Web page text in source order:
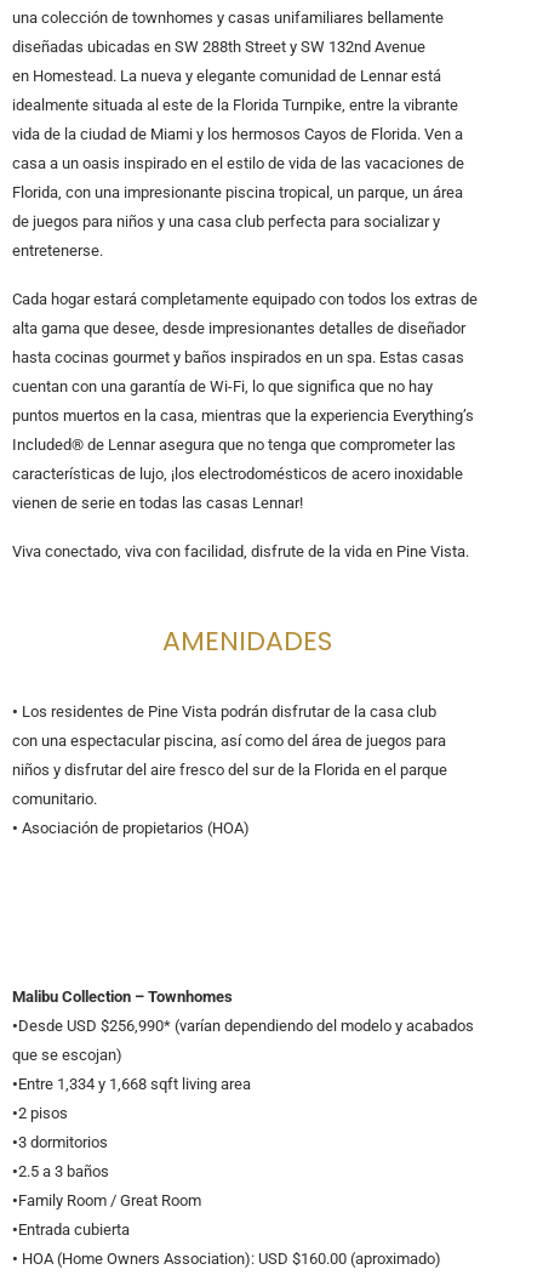
una colección de townhomes y casas unifamiliares bellamente
diseñadas ubicadas en SW 288th Street y SW 132nd Avenue
en Homestead. La nueva y elegante comunidad de Lennar está
idealmente situada al este de la Florida Turnpike, entre la vibrante
vida de la ciudad de Miami y los hermosos Cayos de Florida. Ven a
casa a un oasis inspirado en el estilo de vida de las vacaciones de
Florida, con una impresionante piscina tropical, un parque, un área
de juegos para niños y una casa club perfecta para socializar y
entretenerse.
Cada hogar estará completamente equipado con todos los extras de
alta gama que desee, desde impresionantes detalles de diseñador
hasta cocinas gourmet y baños inspirados en un spa. Estas casas
cuentan con una garantía de Wi-Fi, lo que significa que no hay
puntos muertos en la casa, mientras que la experiencia Everything’s
Included® de Lennar asegura que no tenga que comprometer las
características de lujo, ¡los electrodomésticos de acero inoxidable
vienen de serie en todas las casas Lennar!
Viva conectado, viva con facilidad, disfrute de la vida en Pine Vista.
AMENIDADES
• Los residentes de Pine Vista podrán disfrutar de la casa club
con una espectacular piscina, así como del área de juegos para
niños y disfrutar del aire fresco del sur de la Florida en el parque
comunitario.
• Asociación de propietarios (HOA)
Malibu Collection – Townhomes
•Desde USD $256,990* (varían dependiendo del modelo y acabados
que se escojan)
•Entre 1,334 y 1,668 sqft living area
•2 pisos
•3 dormitorios
•2.5 a 3 baños
•Family Room / Great Room
•Entrada cubierta
• HOA (Home Owners Association): USD $160.00 (aproximado)